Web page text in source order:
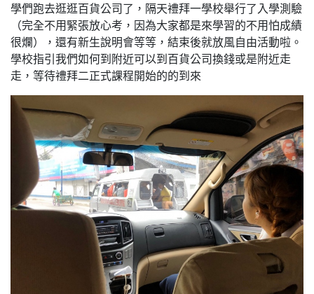
學們跑去逛逛百貨公司了，隔天禮拜一學校舉行了入學測驗
（完全不用緊張放心考，因為大家都是來學習的不用怕成績
很爛），還有新生說明會等等，結束後就放風自由活動啦。
學校指引我們如何到附近可以到百貨公司換錢或是附近走
走，等待禮拜二正式課程開始的的到來